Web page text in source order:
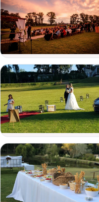
Tu casamiento merece un
durante y después de la
un fin de semana
querés.
Contactanos por
consultar fechas,
de
evento
Fecha
del
evento
Personas
Detalle
del
evento